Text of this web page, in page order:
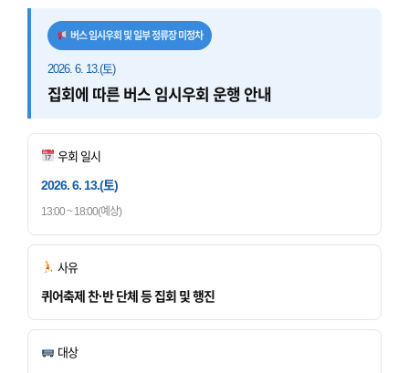
버스 임시우회 및 일부 정류장 미정차
2026. 6. 13.(토)
집회에 따른 버스 임시우회 운행 안내
우회 일시
2026. 6. 13.(토)
13:00 ~ 18:00(예상)
사유
퀴어축제 찬·반 단체 등 집회 및 행진
대상